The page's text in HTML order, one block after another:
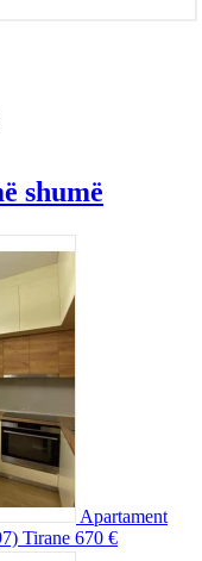
shumë
Apartament
Tirane 670 €